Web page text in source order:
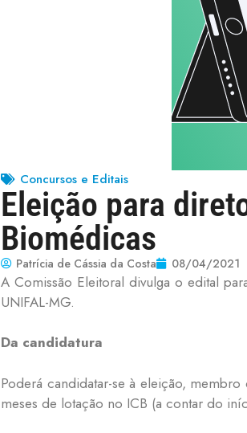
Concursos e Editais
Eleição para
Biomédicas
Patrícia de Cássia da Costa 08/04/2021
A Comissão Eleitoral divulga o edital
UNIFAL-MG.
Da candidatura
Poderá candidatar-se à eleição,
meses de lotação no ICB (a contar do